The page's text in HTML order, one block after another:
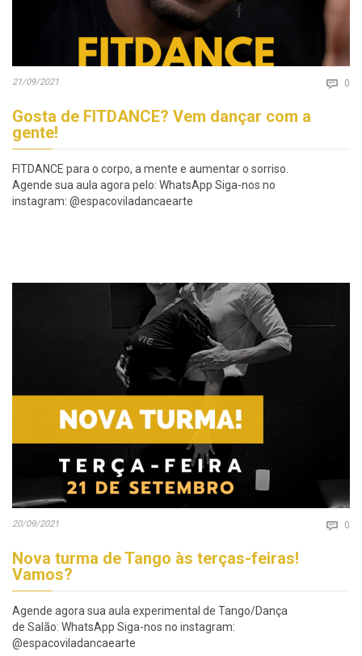
21/09/2021  0
Gosta de FITDANCE? Vem dançar com a
gente!
FITDANCE para o corpo, a mente e aumentar o sorriso.
Agende sua aula agora pelo: WhatsApp Siga-nos no
instagram: @espacoviladancaearte
20/09/2021  0
Nova turma de Tango às terças-feiras!
Vamos?
Agende agora sua aula experimental de Tango/Dança
de Salão: WhatsApp Siga-nos no instagram:
@espacoviladancaearte